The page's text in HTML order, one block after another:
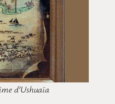
d’Ushuaïa